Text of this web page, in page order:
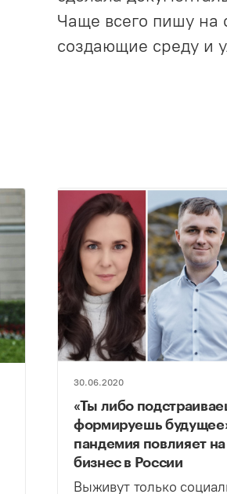
Чаще всего пишу на
создающие среду и
30.06.2020
«Ты либо
формируешь
пандемия повлияет
бизнес в России
Выживут только